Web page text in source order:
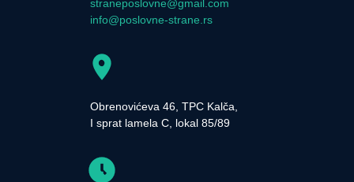
straneposlovne@gmail.com
info@poslovne-strane.rs
Obrenovićeva 46, TPC Kalča,
I sprat lamela C, lokal 85/89